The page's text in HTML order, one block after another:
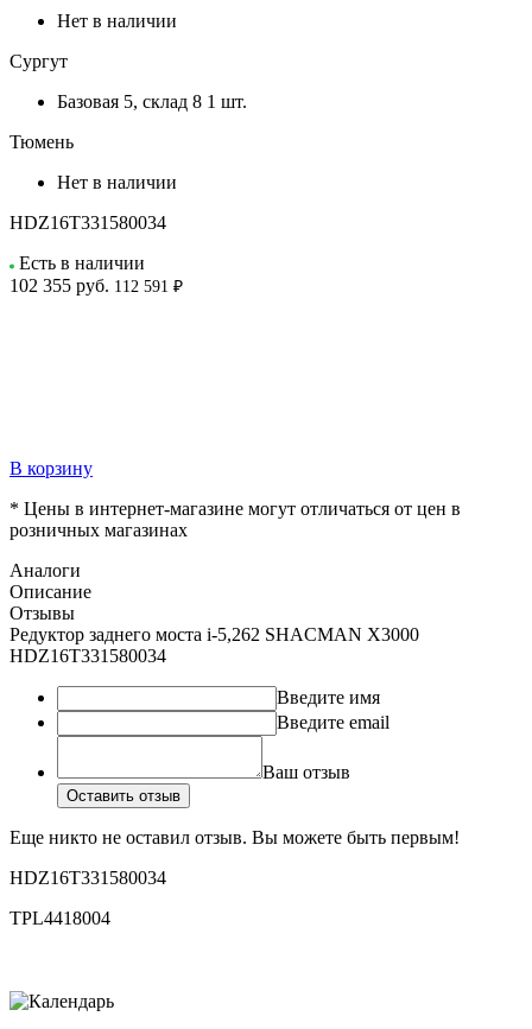
Нет в наличии
Сургут
Базовая 5, склад 8 1 шт.
Тюмень
Нет в наличии
HDZ16T331580034
Есть в наличии
102 355 руб. 112 591 ₽
В корзину
* Цены в интернет-магазине могут отличаться от цен в
розничных магазинах
Аналоги
Описание
Отзывы
Редуктор заднего моста i-5,262 SHACMAN X3000
HDZ16T331580034
Введите имя
Введите email
Ваш отзыв
Оставить отзыв
Еще никто не оставил отзыв. Вы можете быть первым!
HDZ16T331580034
TPL4418004